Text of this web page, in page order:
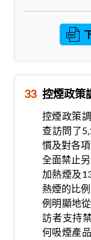
33 控煙政策
控煙政策
查訪問了
慣及對各
全面禁止
加熱煙及
熱煙的比
例明顯地
訪者支持
何吸煙產